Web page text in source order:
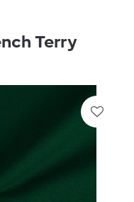
Terry